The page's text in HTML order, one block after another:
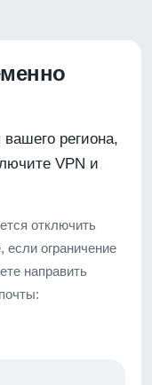
региона,
VPN и
отключить
если ограничение
направить